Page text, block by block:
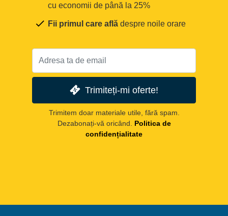
cu economii de până la 25%
Fii primul care află despre noile orare
Trimiteți-mi oferte!
Trimitem doar materiale utile, fără spam.
Dezabonați-vă oricând.
Politica de
confidențialitate